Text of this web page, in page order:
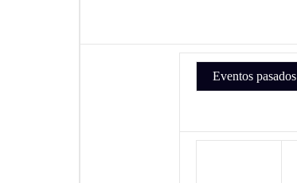
Eventos pasados